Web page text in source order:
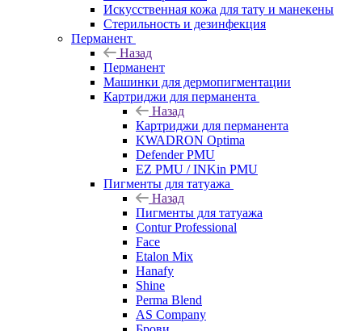
Искусственная кожа для тату и манекены
Стерильность и дезинфекция
Перманент
Назад
Перманент
Машинки для дермопигментации
Картриджи для перманента
Назад
Картриджи для перманента
KWADRON Optima
Defender PMU
EZ PMU / INKin PMU
Пигменты для татуажа
Назад
Пигменты для татуажа
Contur Professional
Face
Etalon Mix
Hanafy
Shine
Perma Blend
AS Company